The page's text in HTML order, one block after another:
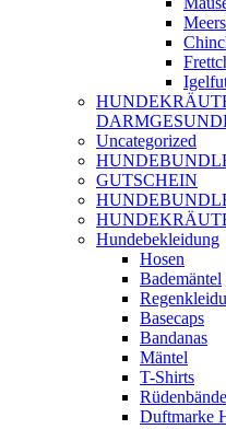
Uncategorized
GUTSCHEIN
Hundebekleidung
Hosen
Bademäntel
Basecaps
Bandanas
Mäntel
T-Shirts
Duftmarke